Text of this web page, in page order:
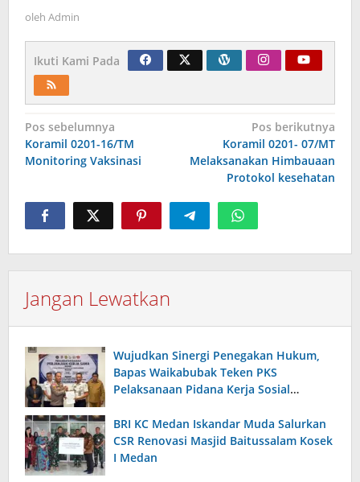
oleh Admin
Ikuti Kami Pada
Navigasi
pos
Pos sebelumnya
Koramil 0201-16/TM
Monitoring Vaksinasi
Pos berikutnya
Koramil 0201- 07/MT
Melaksanakan Himbauaan
Protokol kesehatan
Jangan Lewatkan
Wujudkan Sinergi Penegakan Hukum,
Bapas Waikabubak Teken PKS
Pelaksanaan Pidana Kerja Sosial
BRI KC Medan Iskandar Muda Salurkan
CSR Renovasi Masjid Baitussalam Kosek
I Medan